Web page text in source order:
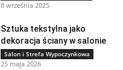
8 września 2025
Sztuka tekstylna jako
dekoracja ściany w salonie
Salon i Strefa Wypoczynkowa
25 maja 2026